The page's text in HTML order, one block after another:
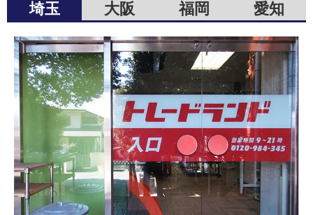
埼玉 大阪 福岡 愛知